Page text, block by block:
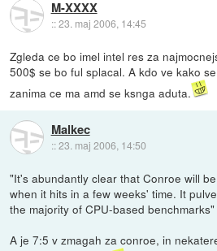
M-XXXX
::23. maj 2006, 14:45
Zgleda ce bo imel intel res za
500$ se bo ful splacal. A kdo ve kako
zanima ce ma amd se ksnga aduta.
Malkec
::23. maj 2006, 14:50
"It's abundantly clear that Conroe will
when it hits in a few weeks' time. It
the majority of CPU-based benchmarks"
A je 7:5 v zmagah za conroe, in